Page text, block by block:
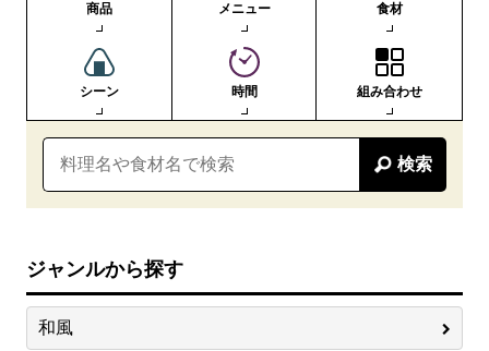
商品 メニュー 食材
シーン 時間 組み合わせ
検索
ジャンルから探す
和風